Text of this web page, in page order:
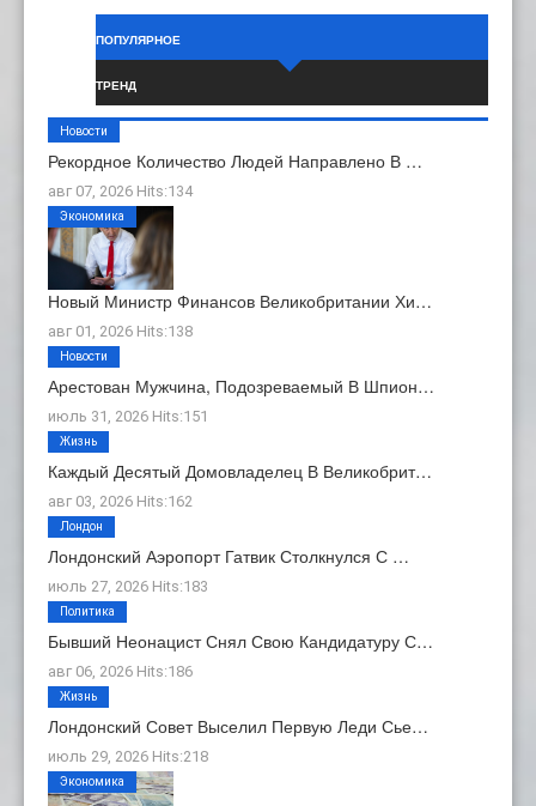
ПОПУЛЯРНОЕ
ТРЕНД
Рекордное Количество Людей Направлено В …
авг 07, 2026 Hits:134
Новости
Новый Министр Финансов Великобритании Хи…
авг 01, 2026 Hits:138
Экономика
Арестован Мужчина, Подозреваемый В Шпион…
июль 31, 2026 Hits:151
Новости
Каждый Десятый Домовладелец В Великобрит…
авг 03, 2026 Hits:162
Жизнь
Лондонский Аэропорт Гатвик Столкнулся С …
июль 27, 2026 Hits:183
Лондон
Бывший Неонацист Снял Свою Кандидатуру С…
авг 06, 2026 Hits:186
Политика
Лондонский Совет Выселил Первую Леди Сье…
июль 29, 2026 Hits:218
Жизнь
Экономика